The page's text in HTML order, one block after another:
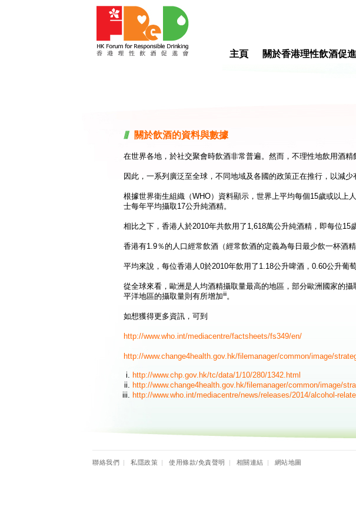
主頁 關於香港理性飲酒促
關於飲酒的資料與數據
在世界各地，於社交聚會時飲酒非常普遍。然而，不理性地飲用酒精
因此，一系列廣泛至全球，不同地域及各國的政策正在推行，以減少
根據世界衛生組織（WHO）資料顯示，世界上平均每個15歲或以上
士每年平均攝取17公升純酒精。
相比之下，香港人於2010年共飲用了1,618萬公升純酒精，即每位15
香港有1.9％的人口經常飲酒（經常飲酒的定義為每日最少飲一杯酒
平均來說，每位香港人0於2010年飲用了1.18公升啤酒，0.60公升葡
從全球來看，歐洲是人均酒精攝取量最高的地區，部分歐洲國家的
平洋地區的攝取量則有所增加iii。
如想獲得更多資訊，可到
http://www.who.int/mediacentre/factsheets/fs349/en/
http://www.change4health.gov.hk/filemanager/common/image/
http://www.chp.gov.hk/tc/data/1/10/280/1342.html
http://www.change4health.gov.hk/filemanager/common/image/
http://www.who.int/mediacentre/news/releases/2014/alcohol-
聯絡我們 | 私隱政策 | 使用條款/免責聲明 | 相關連結 | 網站地圖